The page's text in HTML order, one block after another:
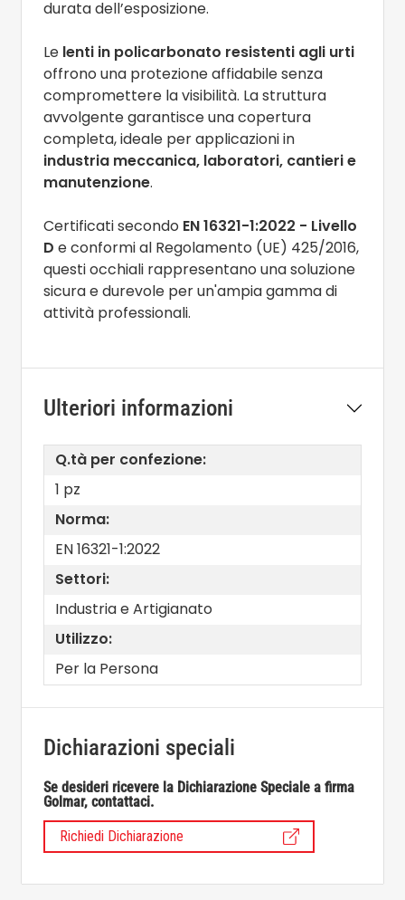
durata dell’esposizione.
Le lenti in policarbonato resistenti agli urti
offrono una protezione affidabile senza
compromettere la visibilità. La struttura
avvolgente garantisce una copertura
completa, ideale per applicazioni in
industria meccanica, laboratori, cantieri e
manutenzione.
Certificati secondo EN 16321-1:2022 - Livello
D e conformi al Regolamento (UE) 425/2016,
questi occhiali rappresentano una soluzione
sicura e durevole per un'ampia gamma di
attività professionali.
Ulteriori informazioni
Q.tà per confezione:
1 pz
Norma:
EN 16321-1:2022
Settori:
Industria e Artigianato
Utilizzo:
Per la Persona
Dichiarazioni speciali
Se desideri ricevere la Dichiarazione Speciale a firma
Golmar, contattaci.
Richiedi Dichiarazione